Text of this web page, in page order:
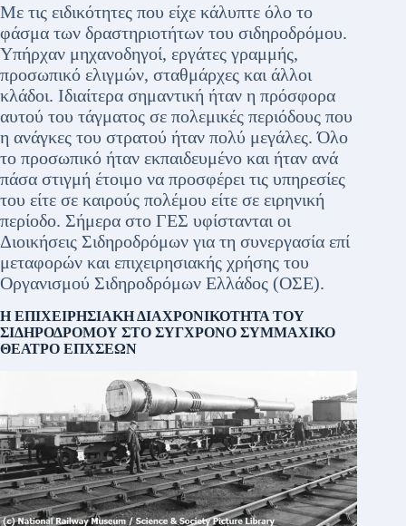
Με τις ειδικότητες που είχε κάλυπτε όλο το
φάσμα των δραστηριοτήτων του σιδηροδρόμου.
Υπήρχαν μηχανοδηγοί, εργάτες γραμμής,
προσωπικό ελιγμών, σταθμάρχες και άλλοι
κλάδοι. Ιδιαίτερα σημαντική ήταν η πρόσφορα
αυτού του τάγματος σε πολεμικές περιόδους που
η ανάγκες του στρατού ήταν πολύ μεγάλες. Όλο
το προσωπικό ήταν εκπαιδευμένο και ήταν ανά
πάσα στιγμή έτοιμο να προσφέρει τις υπηρεσίες
του είτε σε καιρούς πολέμου είτε σε ειρηνική
περίοδο. Σήμερα στο ΓΕΣ υφίστανται οι
Διοικήσεις Σιδηροδρόμων για τη συνεργασία επί
μεταφορών και επιχειρησιακής χρήσης του
Οργανισμού Σιδηροδρόμων Ελλάδος (ΟΣΕ).
Η ΕΠΙΧΕΙΡΗΣΙΑΚΗ ΔΙΑΧΡΟΝΙΚΟΤΗΤΑ ΤΟΥ
ΣΙΔΗΡΟΔΡΟΜΟΥ ΣΤΟ ΣΥΓΧΡΟΝΟ ΣΥΜΜΑΧΙΚΟ
ΘΕΑΤΡΟ ΕΠΧΣΕΩΝ